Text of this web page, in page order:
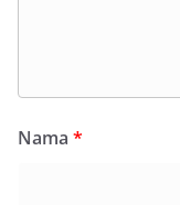
Nama *